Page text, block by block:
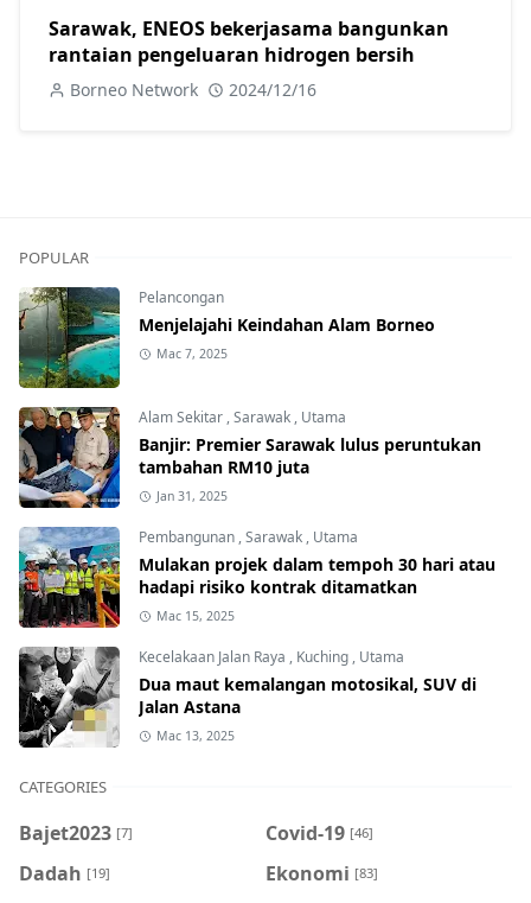
Sarawak, ENEOS bekerjasama bangunkan
rantaian pengeluaran hidrogen bersih
Borneo Network 2024/12/16
POPULAR
Pelancongan
Menjelajahi Keindahan Alam Borneo
Mac 7, 2025
Alam Sekitar ,Sarawak , Utama
Banjir: Premier Sarawak lulus peruntukan
tambahan RM10 juta
Jan 31, 2025
Pembangunan ,Sarawak , Utama
Mulakan projek dalam tempoh 30 hari atau
hadapi risiko kontrak ditamatkan
Mac 15, 2025
Kecelakaan Jalan Raya , Kuching , Utama
Dua maut kemalangan motosikal, SUV di
Jalan Astana
Mac 13, 2025
CATEGORIES
Bajet2023 [7] Covid-19 [46]
Dadah [19] Ekonomi [83]